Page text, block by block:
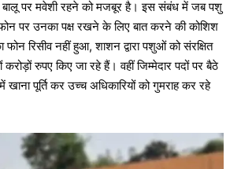
पर मवेशी रहने को मजबूर है। इस संबंध में जब पशु
फोन पर उनका पक्ष रखने के लिए बात करने की कोशिश
रिसीव नहीं हुआ, शाशन द्वारा पशुओं को संरक्षित
रुपए किए जा रहे हैं। वहीं जिम्मेदार पदों पर बैठे
खाना पूर्ति कर उच्च अधिकारियों को गुमराह कर रहे